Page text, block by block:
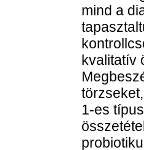
mind a
kvalitatív
1-es